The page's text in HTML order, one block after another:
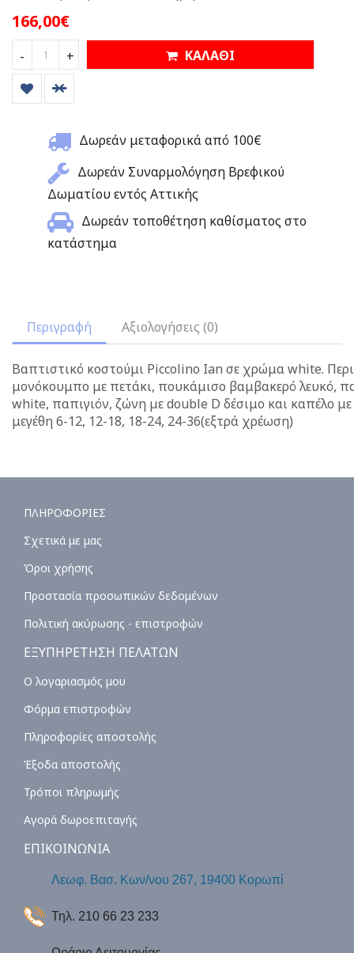
166,00€
- + ΚΑΛΑΘΙ
Δωρεάν μεταφορικά από 100€
Δωρεάν Συναρμολόγηση Βρεφικού
Δωματίου εντός Αττικής
Δωρεάν τοποθέτηση καθίσματος στο
κατάστημα
Περιγραφή Αξιολογήσεις (0)
Βαπτιστικό κοστούμι Piccolino Ian σε χρώμα white.
μονόκουμπο με πετάκι, πουκάμισο βαμβακερό λευκό,
white, παπιγιόν, ζώνη με double D δέσιμο και καπέλο
μεγέθη 6-12, 12-18, 18-24, 24-36(εξτρά χρέωση)
ΠΛΗΡΟΦΟΡΙΕΣ
Σχετικά με μας
Όροι χρήσης
Προστασία προσωπικών δεδομένων
Πολιτική ακύρωσης - επιστροφών
ΕΞΥΠΗΡΕΤΗΣΗ ΠΕΛΑΤΩΝ
Ο λογαριασμός μου
Φόρμα επιστροφών
Πληροφορίες αποστολής
Έξοδα αποστολής
Τρόποι πληρωμής
Αγορά δωροεπιταγής
ΕΠΙΚΟΙΝΩΝΙΑ
Λεωφ. Βασ. Κων/νου 267, 19400 Κορωπί
Τηλ. 210 66 23 233